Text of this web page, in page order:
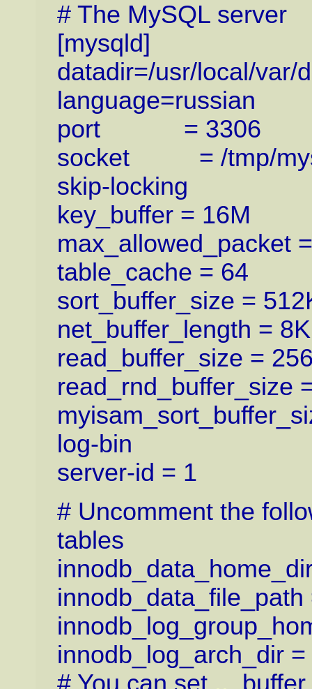
# The MySQL server
[mysqld]
datadir=/usr/local/var/
language=russian
port = 3306
socket = /tmp/
skip-locking
key_buffer = 16M
max_allowed_packet
table_cache = 64
sort_buffer_size =
net_buffer_length = 8K
read_buffer_size =
read_rnd_buffer_size
log-bin
server-id = 1
# Uncomment the
tables
innodb_log_arch_dir